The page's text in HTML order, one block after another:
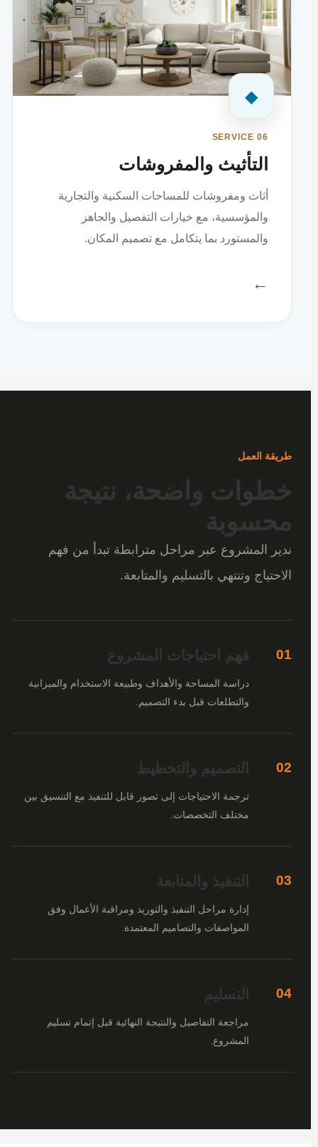
◆
SERVICE 06
التأثيث والمفروشات
أثاث ومفروشات للمساحات السكنية والتجارية
والمؤسسية، مع خيارات التفصيل والجاهز
والمستورد بما يتكامل مع تصميم المكان.
←
طريقة العمل
خطوات واضحة، نتيجة
محسوبة
ندير المشروع عبر مراحل مترابطة تبدأ من فهم
الاحتياج وتنتهي بالتسليم والمتابعة.
01 فهم احتياجات المشروع
دراسة المساحة والأهداف وطبيعة الاستخدام والميزانية
والتطلعات قبل بدء التصميم.
02 التصميم والتخطيط
ترجمة الاحتياجات إلى تصور قابل للتنفيذ مع التنسيق بين
مختلف التخصصات.
03 التنفيذ والمتابعة
إدارة مراحل التنفيذ والتوريد ومراقبة الأعمال وفق
المواصفات والتصاميم المعتمدة.
04 التسليم
مراجعة التفاصيل والنتيجة النهائية قبل إتمام تسليم
المشروع.